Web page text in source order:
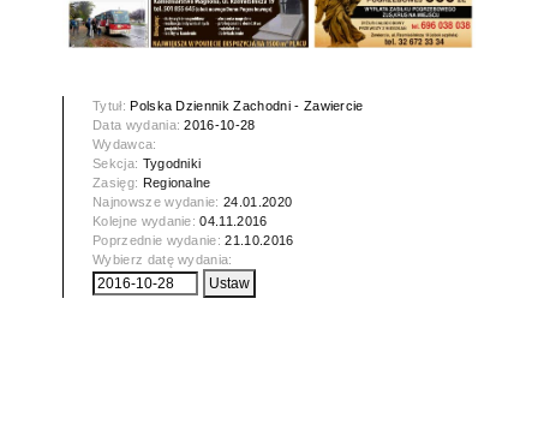
Tytuł:Polska Dziennik Zachodni - Zawiercie
Data wydania:2016-10-28
Wydawca:
Sekcja: Tygodniki
Zasięg: Regionalne
Najnowsze wydanie:24.01.2020
Kolejne wydanie:04.11.2016
Poprzednie wydanie:21.10.2016
Wybierz datę wydania: